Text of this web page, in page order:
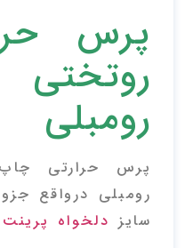
پرس
رومبلی
پرس حرارتی
رومبلی درواقع
سایز دلخواه پرینت